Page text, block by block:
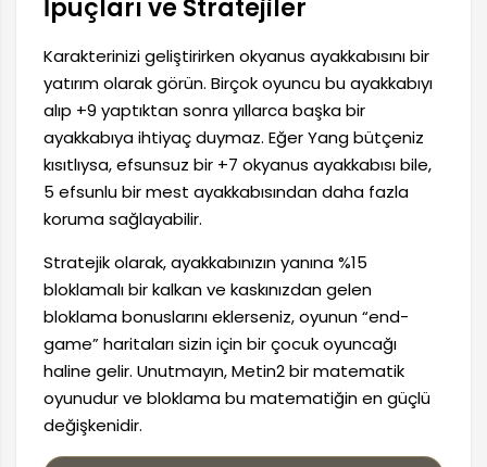
İpuçları ve Stratejiler
Karakterinizi geliştirirken okyanus ayakkabısını bir
yatırım olarak görün. Birçok oyuncu bu ayakkabıyı
alıp +9 yaptıktan sonra yıllarca başka bir
ayakkabıya ihtiyaç duymaz. Eğer Yang bütçeniz
kısıtlıysa, efsunsuz bir +7 okyanus ayakkabısı bile,
5 efsunlu bir mest ayakkabısından daha fazla
koruma sağlayabilir.
Stratejik olarak, ayakkabınızın yanına %15
bloklamalı bir kalkan ve kaskınızdan gelen
bloklama bonuslarını eklerseniz, oyunun “end-
game” haritaları sizin için bir çocuk oyuncağı
haline gelir. Unutmayın, Metin2 bir matematik
oyunudur ve bloklama bu matematiğin en güçlü
değişkenidir.